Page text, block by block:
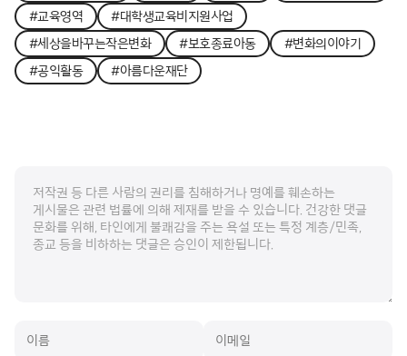
#교육영역
#대학생교육비지원사업
#세상을바꾸는작은변화
#보호종료아동
#변화의이야기
#공익활동
#아름다운재단